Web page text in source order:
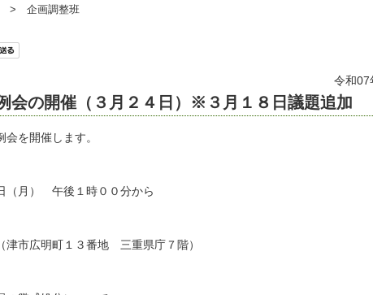
> 企画調整班
令和07
会の開催（３月２４日）※３月１８日議題追加
を開催します。
月） 午後１時００分から
市広明町１３番地 三重県庁７階）